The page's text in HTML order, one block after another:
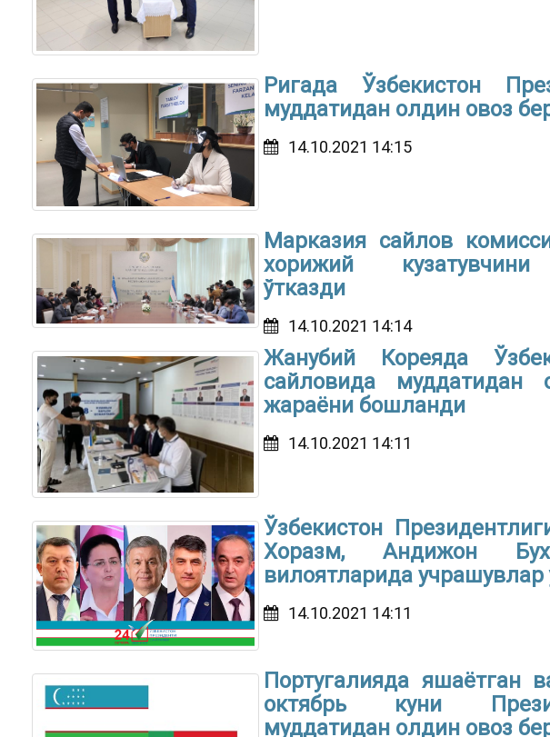
Ригада Ўзбекистон
муддатидан олдин овоз
14.10.2021 14:15
Марказия сайлов
хорижий кузатувчини
ўтказди
14.10.2021 14:14
Жанубий Кореяда
сайловида
жараёни бошланди
14.10.2021 14:11
Ўзбекистон
Хоразм, Андижон
вилоятларида учрашувлар
14.10.2021 14:11
Португалияда яшаётган
октябрь куни
муддатидан олдин овоз